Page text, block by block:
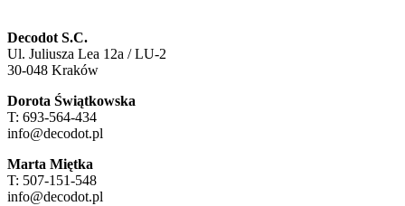
Decodot S.C.
Ul. Juliusza Lea 12a / LU-2
30-048 Kraków
Dorota Świątkowska
T: 693-564-434
info@decodot.pl
Marta Miętka
T: 507-151-548
info@decodot.pl